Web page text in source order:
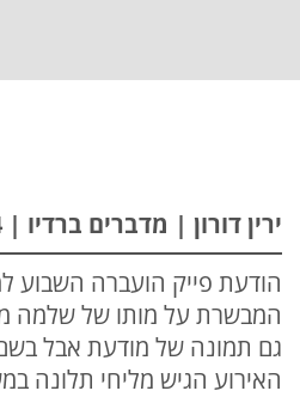
ירין דורון | מדברים ברדיו | 29.01.24
הודעת פייק הועברה השבוע
המבשרת על מותו של שלמה
גם תמונה של מודעת אבל
האירוע הגיש מליחי תלונה